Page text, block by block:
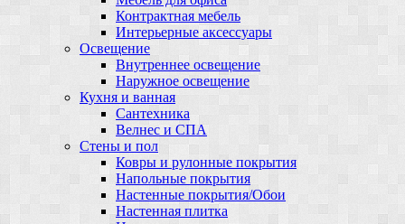
Контрактная мебель
Интерьерные аксессуары
Освещение
Внутреннее освещение
Наружное освещение
Кухня и ванная
Сантехника
Велнес и СПА
Стены и пол
Ковры и рулонные покрытия
Напольные покрытия
Настенные покрытия/Обои
Настенная плитка